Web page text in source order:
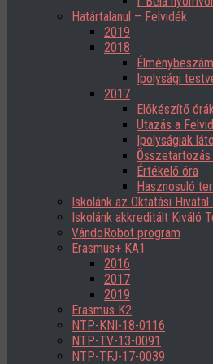
Határtalanul – Felvidék
2019
2018
Ipolysági
2017
Előkészítő
Utazás a
Ipolyságiak
Összetartozás
Értékelő óra
Hasznosuló
Iskolánk az Oktatási
Iskolánk akkreditált Kiváló
VándoRobot program
Erasmus+ KA1
2016
2017
2019
Erasmus K2
NTP-KNI-18-0116
NTP-TV-13-0091
NTP-TFJ-17-0039